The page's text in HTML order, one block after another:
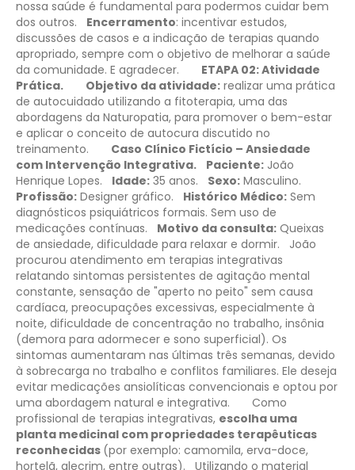
nossa saúde é fundamental para podermos cuidar bem
dos outros.
Encerramento: incentivar estudos,
discussões de casos e a indicação de terapias quando
apropriado, sempre com o objetivo de melhorar a saúde
da comunidade. E agradecer.
ETAPA 02: Atividade
Prática.
Objetivo da atividade: realizar uma prática
de autocuidado utilizando a fitoterapia, uma das
abordagens da Naturopatia, para promover o bem-estar
e aplicar o conceito de autocura discutido no
treinamento.
Caso Clínico Fictício – Ansiedade
com Intervenção Integrativa.
Paciente: João
Henrique Lopes.
Idade: 35 anos. Sexo: Masculino.
Profissão: Designer gráfico. Histórico Médico: Sem
diagnósticos psiquiátricos formais. Sem uso de
medicações contínuas.
Motivo da consulta: Queixas
de ansiedade, dificuldade para relaxar e dormir.
João
procurou atendimento em terapias integrativas
relatando sintomas persistentes de agitação mental
constante, sensação de "aperto no peito" sem causa
cardíaca, preocupações excessivas, especialmente à
noite, dificuldade de concentração no trabalho, insônia
(demora para adormecer e sono superficial). Os
sintomas aumentaram nas últimas três semanas, devido
à sobrecarga no trabalho e conflitos familiares. Ele deseja
evitar medicações ansiolíticas convencionais e optou por
uma abordagem natural e integrativa.
Como
profissional de terapias integrativas, escolha uma
planta medicinal com propriedades terapêuticas
reconhecidas (por exemplo: camomila, erva-doce,
hortelã, alecrim, entre outras).
Utilizando o material